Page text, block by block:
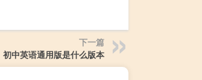
下一篇
初中英语通用版是什么版本